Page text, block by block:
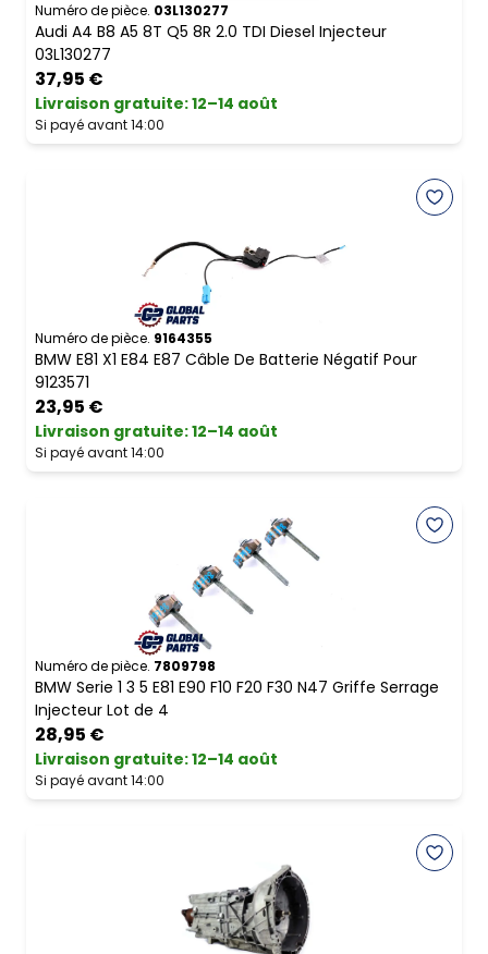
Numéro de pièce. 03L130277
Audi A4 B8 A5 8T Q5 8R 2.0 TDI Diesel Injecteur
03L130277
37,95 €
Livraison gratuite:12–14 août
Si payé avant 14:00
Numéro de pièce. 9164355
BMW E81 X1 E84 E87 Câble De Batterie Négatif Pour
9123571
23,95 €
Livraison gratuite:12–14 août
Si payé avant 14:00
Numéro de pièce. 7809798
BMW Serie 1 3 5 E81 E90 F10 F20 F30 N47 Griffe Serrage
Injecteur Lot de 4
28,95 €
Livraison gratuite:12–14 août
Si payé avant 14:00